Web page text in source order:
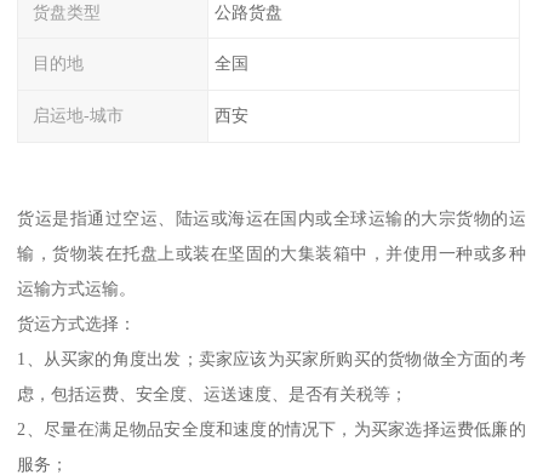
货盘类型 公路货盘
目的地 全国
启运地-城市 西安
货运是指通过空运、陆运或海运在国内或全球运输的大宗货物的运
输，货物装在托盘上或装在坚固的大集装箱中，并使用一种或多种
运输方式运输。
货运方式选择：
1、从买家的角度出发；卖家应该为买家所购买的货物做全方面的考
虑，包括运费、安全度、运送速度、是否有关税等；
2、尽量在满足物品安全度和速度的情况下，为买家选择运费低廉的
服务；